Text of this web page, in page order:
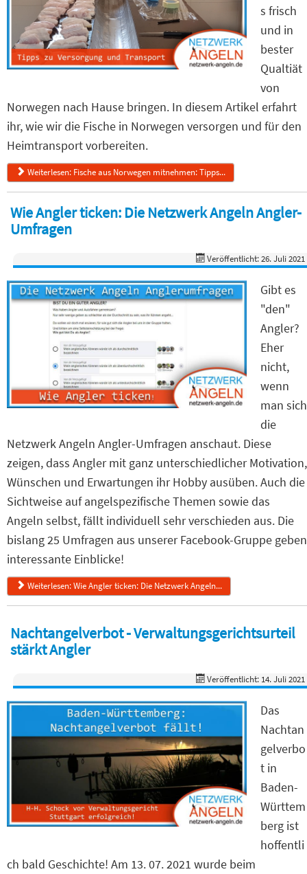
s frisch
und in
bester
Qualtiät
von
Norwegen nach Hause bringen. In diesem Artikel erfahrt
ihr, wie wir die Fische in Norwegen versorgen und für den
Heimtransport vorbereiten.
Weiterlesen: Fische aus Norwegen mitnehmen: Tipps...
Wie Angler ticken: Die Netzwerk Angeln Angler-
Umfragen
Veröffentlicht: 26. Juli 2021
Gibt es
"den"
Angler?
Eher
nicht,
wenn
man sich
die
Netzwerk Angeln Angler-Umfragen anschaut. Diese
zeigen, dass Angler mit ganz unterschiedlicher Motivation,
Wünschen und Erwartungen ihr Hobby ausüben. Auch die
Sichtweise auf angelspezifische Themen sowie das
Angeln selbst, fällt individuell sehr verschieden aus. Die
bislang 25 Umfragen aus unserer Facebook-Gruppe geben
interessante Einblicke!
Weiterlesen: Wie Angler ticken: Die Netzwerk Angeln...
Nachtangelverbot - Verwaltungsgerichtsurteil
stärkt Angler
Veröffentlicht: 14. Juli 2021
Das
Nachtan
gelverbo
t in
Baden-
Württem
berg ist
hoffentli
ch bald Geschichte! Am 13. 07. 2021 wurde beim